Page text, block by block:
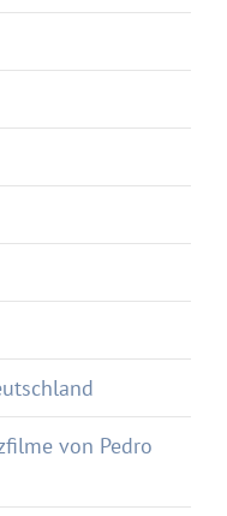
von Pedro